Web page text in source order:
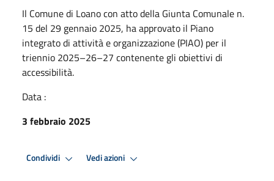
Il Comune di Loano con atto della Giunta Comunale n.
15 del 29 gennaio 2025, ha approvato il Piano
integrato di attività e organizzazione (PIAO) per il
triennio 2025–26–27 contenente gli obiettivi di
accessibilità.
Data :
3 febbraio 2025
Condividi Vedi azioni